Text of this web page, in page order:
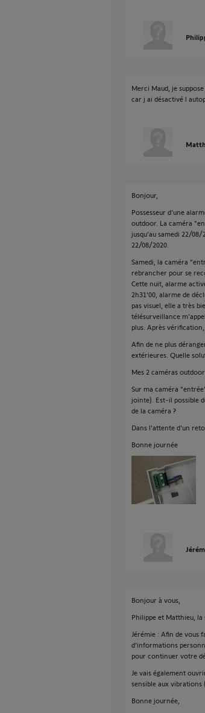
Merci Maud, je
car j ai désactivé l
Bonjour,
Possesseur d'une
outdoor. La caméra
jusqu'au samedi 22/
22/08/2020.
Samedi, la caméra
rebrancher pour se
Cette nuit, alarme
2h31'00, alarme de
pas visuel, elle a très
télésurveillance
plus. Après
Afin de ne plus
extérieures. Quelle
Mes 2 caméras
Sur ma caméra
jointe). Est-il possible
de la caméra ?
Dans l'attente d'un
Bonne journée
Bonjour à vous,
Philippe et Matthieu, la
Jérémie : Afin de vous
d'informations
pour continuer votre
Je vais également
sensible aux vibrations
Bonne journée,